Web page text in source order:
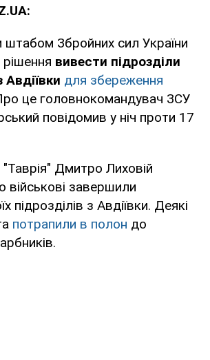
штабом Збройних сил України
вивести підрозділи
для збереження
це головнокомандувач ЗСУ
повідомив у ніч проти 17
Дмитро Лиховій
військові завершили
підрозділів з Авдіївки. Деякі
потрапили в полон до